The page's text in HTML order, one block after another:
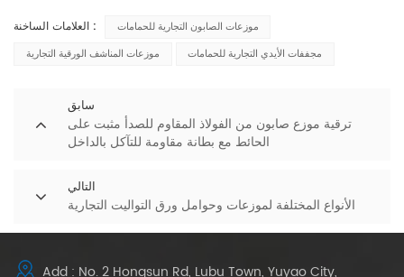
العلامات الساخنة :
موزعات الصابون التجارية للحمامات
موزعات المناشف الورقية التجارية
مجففات الأيدي التجارية للحمامات
سابق
ترقية موزع صابون من الفولاذ المقاوم للصدأ مثبت على
الحائط مع بطانة مقاومة للتآكل بالداخل
التالي
الأنواع المختلفة لموزعات وحوامل ورق التواليت التجارية
Add : No. 2 Hongsun Rd, Lubu Town, Yuyao City,